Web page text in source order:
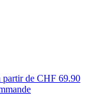
partir de CHF 69.90